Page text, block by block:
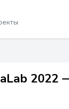
2022